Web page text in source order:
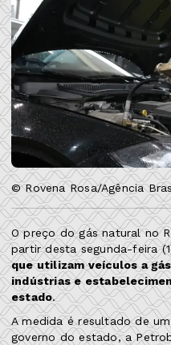
© Rovena Rosa/Agência
O preço do gás natural no
partir desta segunda-feira
que utilizam veículos a
indústrias e
estado.
A medida é resultado de
governo do estado, a